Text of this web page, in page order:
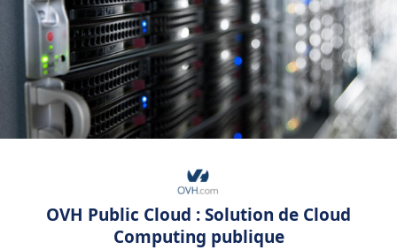
OVH Public Cloud : Solution de Cloud
Computing publique